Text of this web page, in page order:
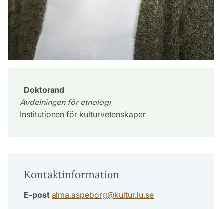
Doktorand
Avdelningen för etnologi
Institutionen för kulturvetenskaper
Kontaktinformation
E-post alma.aspeborg@kultur.lu.se